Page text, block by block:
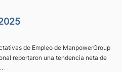
de Empleo de ManpowerGroup
reportaron una tendencia neta de